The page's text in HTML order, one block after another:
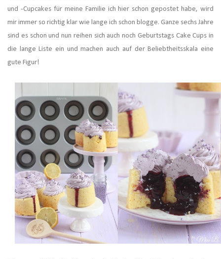
und -Cupcakes für meine Familie ich hier schon gepostet habe, wird
mir immer so richtig klar wie lange ich schon blogge. Ganze sechs Jahre
sind es schon und nun reihen sich auch noch Geburtstags Cake Cups in
die lange Liste ein und machen auch auf der Beliebtheitsskala eine
gute Figur!